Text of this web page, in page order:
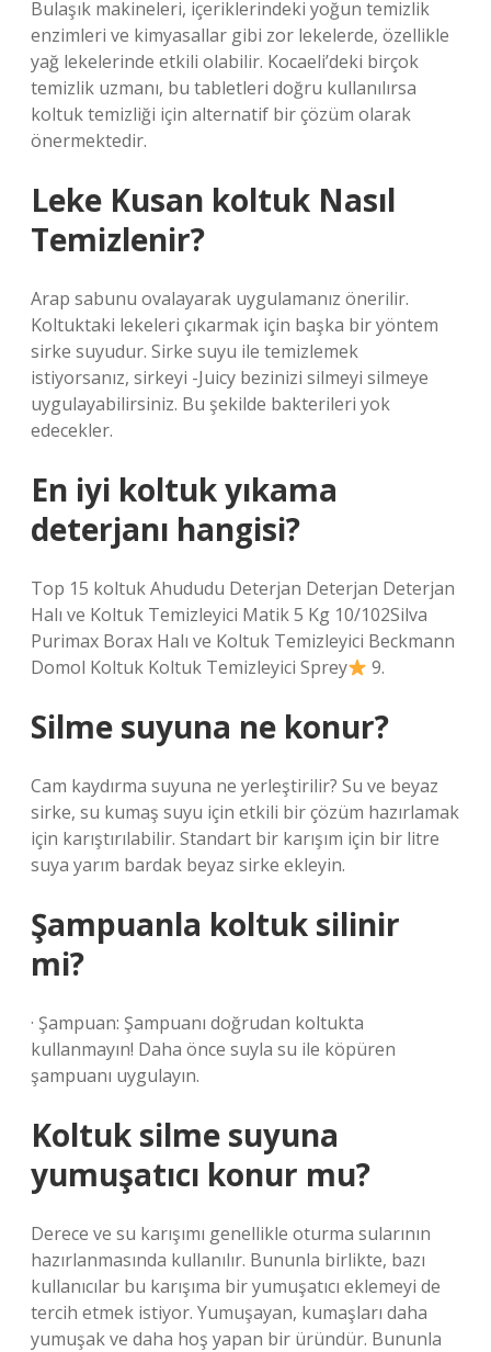
Bulaşık makineleri, içeriklerindeki yoğun temizlik
enzimleri ve kimyasallar gibi zor lekelerde, özellikle
yağ lekelerinde etkili olabilir. Kocaeli’deki birçok
temizlik uzmanı, bu tabletleri doğru kullanılırsa
koltuk temizliği için alternatif bir çözüm olarak
önermektedir.
Leke Kusan koltuk Nasıl
Temizlenir?
Arap sabunu ovalayarak uygulamanız önerilir.
Koltuktaki lekeleri çıkarmak için başka bir yöntem
sirke suyudur. Sirke suyu ile temizlemek
istiyorsanız, sirkeyi -Juicy bezinizi silmeyi silmeye
uygulayabilirsiniz. Bu şekilde bakterileri yok
edecekler.
En iyi koltuk yıkama
deterjanı hangisi?
Top 15 koltuk Ahududu Deterjan Deterjan Deterjan
Halı ve Koltuk Temizleyici Matik 5 Kg 10/102Silva
Purimax Borax Halı ve Koltuk Temizleyici Beckmann
Domol Koltuk Koltuk Temizleyici Sprey
9.
Silme suyuna ne konur?
Cam kaydırma suyuna ne yerleştirilir? Su ve beyaz
sirke, su kumaş suyu için etkili bir çözüm hazırlamak
için karıştırılabilir. Standart bir karışım için bir litre
suya yarım bardak beyaz sirke ekleyin.
Şampuanla koltuk silinir
mi?
· Şampuan: Şampuanı doğrudan koltukta
kullanmayın! Daha önce suyla su ile köpüren
şampuanı uygulayın.
Koltuk silme suyuna
yumuşatıcı konur mu?
Derece ve su karışımı genellikle oturma sularının
hazırlanmasında kullanılır. Bununla birlikte, bazı
kullanıcılar bu karışıma bir yumuşatıcı eklemeyi de
tercih etmek istiyor. Yumuşayan, kumaşları daha
yumuşak ve daha hoş yapan bir üründür. Bununla